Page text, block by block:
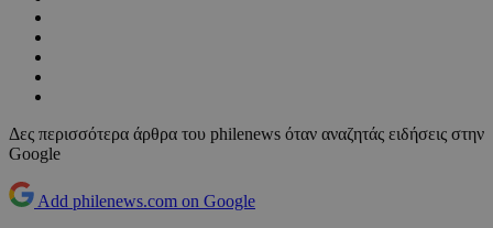
Δες περισσότερα άρθρα του philenews όταν αναζητάς ειδήσεις στην
Google
Add philenews.com on Google